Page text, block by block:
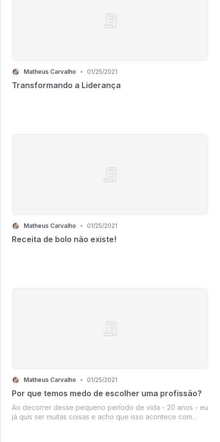
Matheus Carvalho • 01/25/2021
Transformando a Liderança
Matheus Carvalho • 01/25/2021
Receita de bolo não existe!
Matheus Carvalho • 01/25/2021
Por que temos medo de escolher uma profissão?
Ao decorrer desse pequeno período de vida - 20 anos - eu
já quis ser muitas coisas e acho que isso acontece com